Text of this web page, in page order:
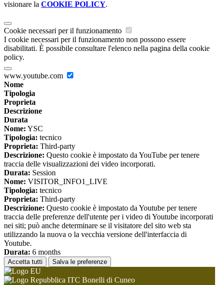
visionare la COOKIE POLICY.
Cookie necessari per il funzionamento
I cookie necessari per il funzionamento non possono essere
disabilitati. È possibile consultare l'elenco nella pagina della cookie
policy.
www.youtube.com
Nome
Tipologia
Proprieta
Descrizione
Durata
Nome: YSC
Tipologia: tecnico
Proprieta: Third-party
Descrizione: Questo cookie è impostato da YouTube per tenere
traccia delle visualizzazioni dei video incorporati.
Durata: Session
Nome: VISITOR_INFO1_LIVE
Tipologia: tecnico
Proprieta: Third-party
Descrizione: Questo cookie è impostato da Youtube per tenere
traccia delle preferenze dell'utente per i video di Youtube incorporati
nei siti; può anche determinare se il visitatore del sito web sta
utilizzando la nuova o la vecchia versione dell'interfaccia di
Youtube.
Durata: 6 months
Accetta tutti Salva le preferenze
ITC Bonelli di Cuneo